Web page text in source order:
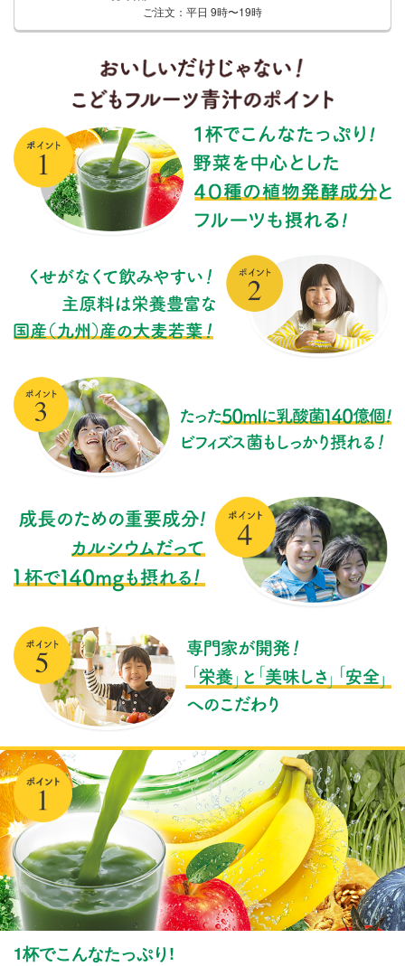
2018年1月22日
2017年12月18日
ご注文：平日 9時〜19時
1杯でこんなたっぷり!